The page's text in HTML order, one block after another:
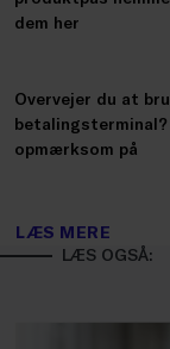
dem her
Overvejer du at
opmærksom på
LÆS MERE
LÆS OGSÅ: